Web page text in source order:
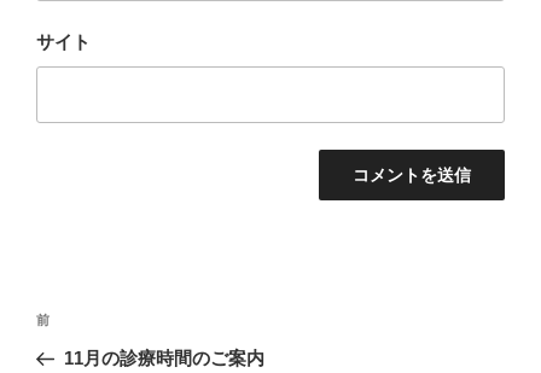
サイト
投
過
去
前
11月の診療時間のご案内